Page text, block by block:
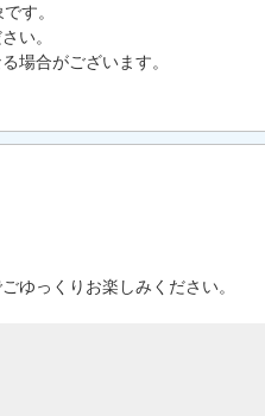
す。
い。
場合がございます。
ゆっくりお楽しみください。